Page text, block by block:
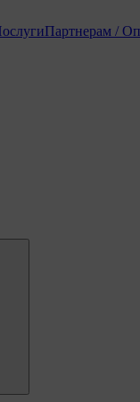
Партнерам /